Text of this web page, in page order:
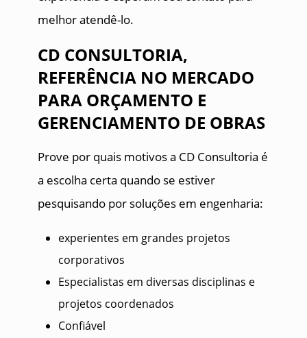
melhor atendê-lo.
CD CONSULTORIA,
REFERÊNCIA NO MERCADO
PARA ORÇAMENTO E
GERENCIAMENTO DE OBRAS
Prove por quais motivos a CD Consultoria é
a escolha certa quando se estiver
pesquisando por soluções em engenharia:
experientes em grandes projetos
corporativos
Especialistas em diversas disciplinas e
projetos coordenados
Confiável